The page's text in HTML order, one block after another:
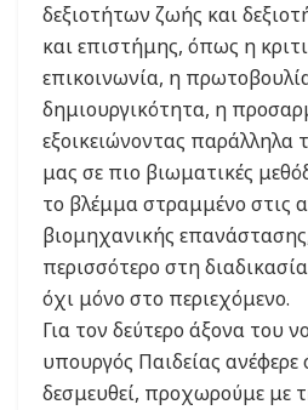
δεξιοτήτων ζωής και
και επιστήμης, όπως η
επικοινωνία, η
δημιουργικότητα, η
εξοικειώνοντας παράλληλα
μας σε πιο βιωματικές
το βλέμμα στραμμένο στις
βιομηχανικής
περισσότερο στη
όχι μόνο στο περιεχόμενο.
Για τον δεύτερο άξονα του
υπουργός Παιδείας
δεσμευθεί, προχωρούμε με